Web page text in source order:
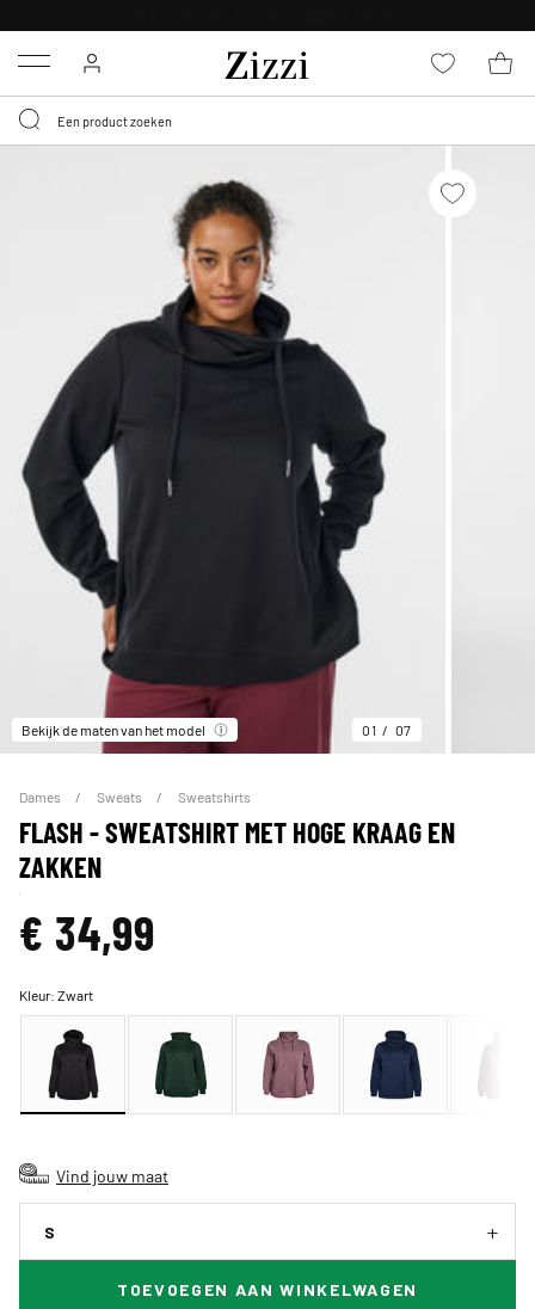
Menu
Bekijk de maten van het model 01 07
Dames Sweats Sweatshirts
FLASH - SWEATSHIRT MET HOGE KRAAG EN
ZAKKEN
€ 34,99
Kleur:Zwart
Vind jouw maat
S
TOEVOEGEN AAN WINKELWAGEN